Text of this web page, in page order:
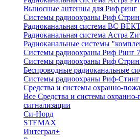
Выносные антенны для Риф ринг
Системы радиоохраны Риф
Радиоканальная система ВС
Радиоканальная система Астра
Радиоканальные системы
Системы радиоохраны Риф Ринг
Системы радиоохраны Риф
Беспроводные радиоканальные
Системы радиоохраны Риф-Стинг
Средства и системы охранно-
Все Средства и системы
сигнализации
Си-Норд
STEMAX
Интеграл+